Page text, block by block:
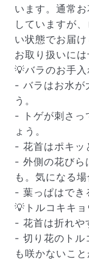
届いたお花に
もし届いたお花
不備があった場
までご連絡くだ
います。通常
していますが
い状態でお届
お取り扱いには
💡バラのお手
- バラはお水が
う。
- トゲが刺さっ
ょう。
- 花首はポキッ
- 外側の花びら
も。気になる
- 葉っぱはでき
💡トルコキキ
- 花首は折れや
- 切り花のトル
も咲かないこ